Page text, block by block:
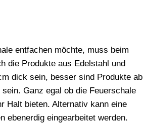
entfachen möchte, muss beim
die Produkte aus Edelstahl und
dick sein, besser sind Produkte ab
Ganz egal ob die Feuerschale
Halt bieten. Alternativ kann eine
ebenerdig eingearbeitet werden.